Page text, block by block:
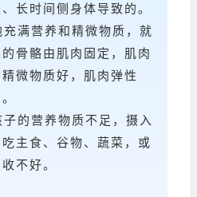
长时间侧身体导致的。
营养和精微物质，就
骨骼由肌肉固定，肌肉
微物质好，肌肉弹性
营养物质不足，摄入
主食、谷物、蔬菜，或
不好。